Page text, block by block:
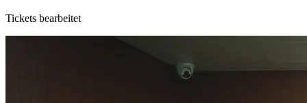
Tickets bearbeitet